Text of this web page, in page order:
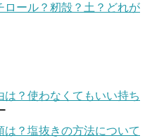
ロール？籾殻？土？どれが
？使わなくてもいい持ち
？塩抜きの方法について